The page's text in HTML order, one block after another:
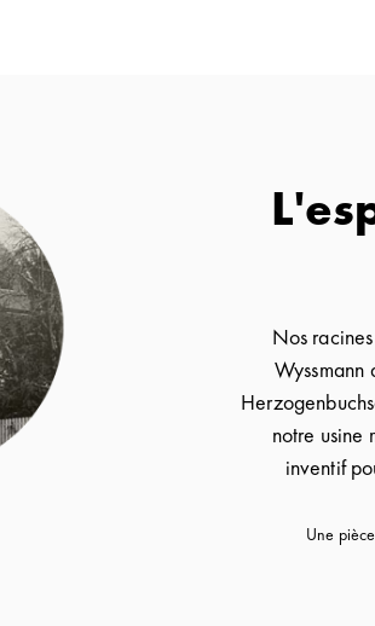
Nos
Wyssmann
notre usine
inventif
Une